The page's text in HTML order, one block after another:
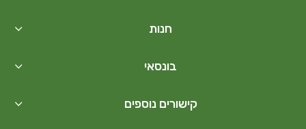
חנות
בונסאי
קישורים נוספים